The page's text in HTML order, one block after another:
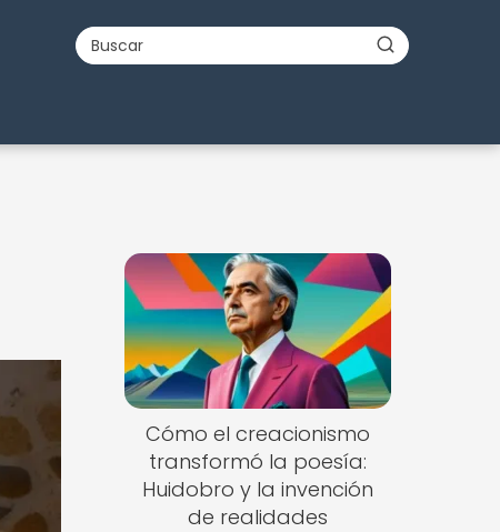
Cómo el creacionismo
transformó la poesía:
Huidobro y la invención
de realidades